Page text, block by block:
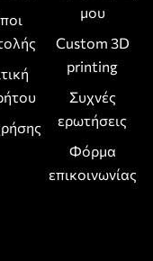
μου
Custom 3D
printing
Συχνές
ερωτήσεις
Φόρμα
επικοινωνίας